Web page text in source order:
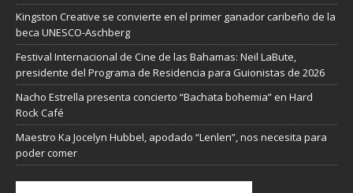
Kingston Creative se convierte en el primer ganador caribeño de la
beca UNESCO-Aschberg
Festival Internacional de Cine de las Bahamas: Neil LaBute,
presidente del Programa de Residencia para Guionistas de 2026
Nacho Estrella presenta concierto “Bachata bohemia” en Hard
Rock Café
Maestro Ka Jocelyn Hubbel, apodado “Lenlen”, nos necesita para
poder comer